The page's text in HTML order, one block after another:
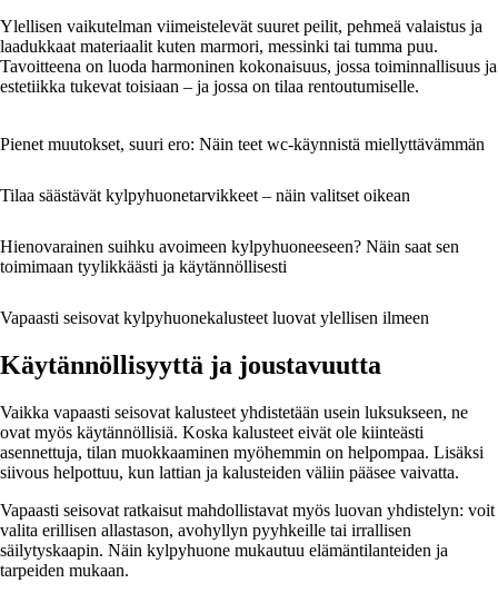
Ylellisen vaikutelman viimeistelevät suuret peilit, pehmeä valaistus ja
laadukkaat materiaalit kuten marmori, messinki tai tumma puu.
Tavoitteena on luoda harmoninen kokonaisuus, jossa toiminnallisuus ja
estetiikka tukevat toisiaan – ja jossa on tilaa rentoutumiselle.
Pienet muutokset, suuri ero: Näin teet wc-käynnistä miellyttävämmän
Tilaa säästävät kylpyhuonetarvikkeet – näin valitset oikean
Hienovarainen suihku avoimeen kylpyhuoneeseen? Näin saat sen
toimimaan tyylikkäästi ja käytännöllisesti
Vapaasti seisovat kylpyhuonekalusteet luovat ylellisen ilmeen
Käytännöllisyyttä ja joustavuutta
Vaikka vapaasti seisovat kalusteet yhdistetään usein luksukseen, ne
ovat myös käytännöllisiä. Koska kalusteet eivät ole kiinteästi
asennettuja, tilan muokkaaminen myöhemmin on helpompaa. Lisäksi
siivous helpottuu, kun lattian ja kalusteiden väliin pääsee vaivatta.
Vapaasti seisovat ratkaisut mahdollistavat myös luovan yhdistelyn: voit
valita erillisen allastason, avohyllyn pyyhkeille tai irrallisen
säilytyskaapin. Näin kylpyhuone mukautuu elämäntilanteiden ja
tarpeiden mukaan.